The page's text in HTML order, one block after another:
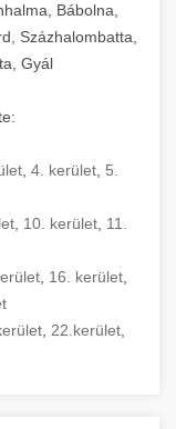
Bábolna,
Százhalombatta,
Gyál
4. kerület 5.
, 10. kerület, 11.
16. kerület
22.kerület